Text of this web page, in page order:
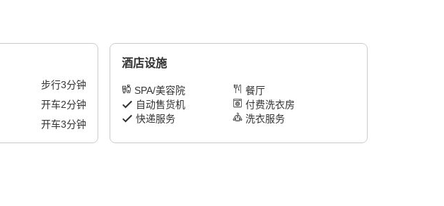
步行3分钟
开车2分钟
开车3分钟
酒店设施
SPA/美容院
餐厅
自动售货机
付费洗衣房
快递服务
洗衣服务